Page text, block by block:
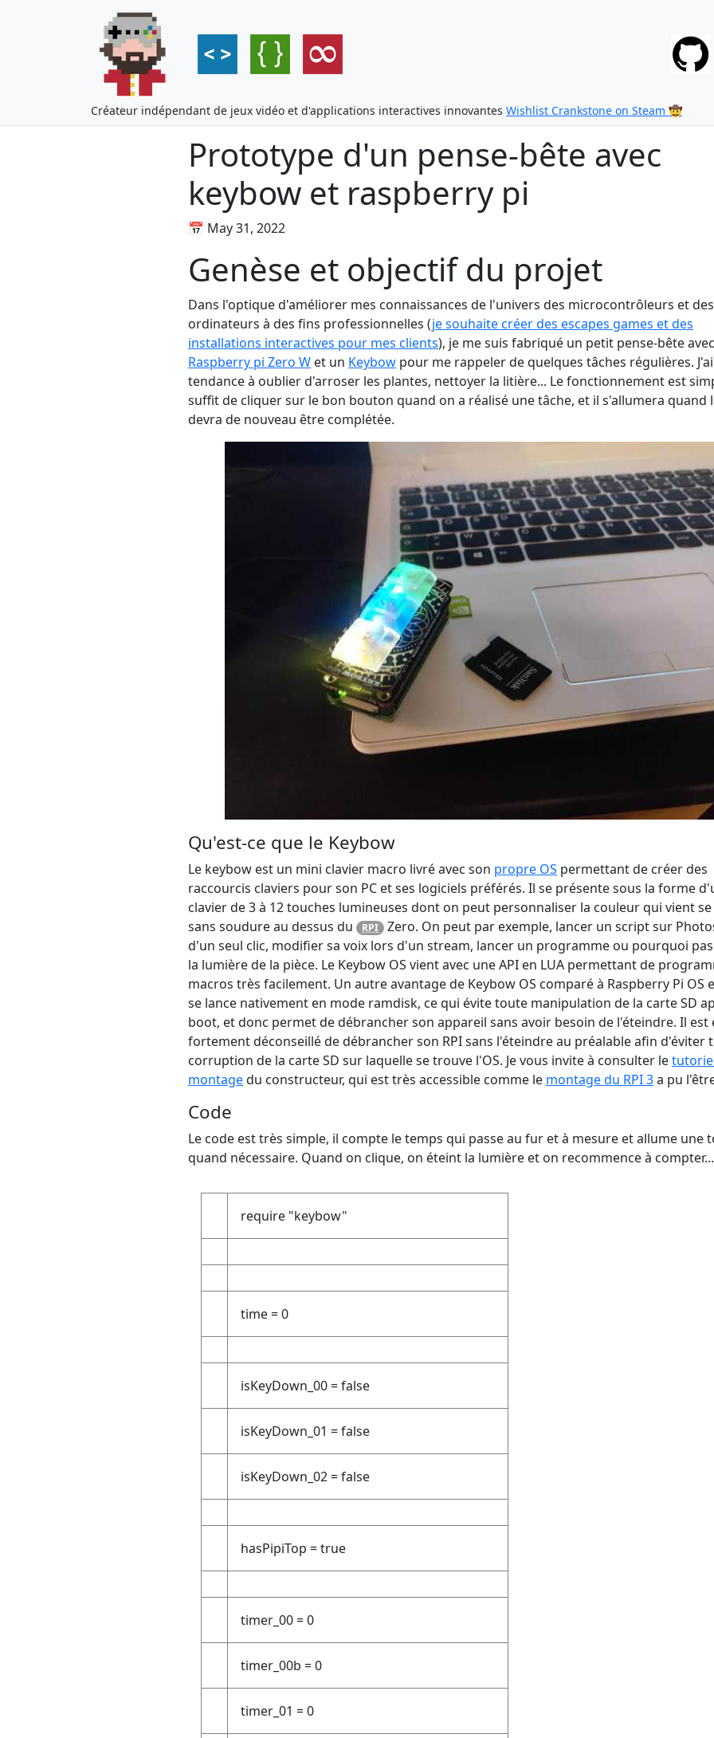
Créateur indépendant de jeux vidéo et d'applications interactives innovantes Wishlist Crankstone on Steam 🤠
Prototype d'un pense-bête avec
keybow et raspberry pi
📅 May 31, 2022
Genèse et objectif du projet
Dans l'optique d'améliorer mes connaissances de l'univers des microcontrôleurs et
ordinateurs à des fins professionnelles (je souhaite créer des escapes games et des
installations interactives pour mes clients), je me suis fabriqué un petit pense-bête
Raspberry pi Zero W et un Keybow pour me rappeler de quelques tâches régulières.
tendance à oublier d'arroser les plantes, nettoyer la litière... Le fonctionnement est
suffit de cliquer sur le bon bouton quand on a réalisé une tâche, et il s'allumera quand
devra de nouveau être complétée.
Qu'est-ce que le Keybow
Le keybow est un mini clavier macro livré avec son propre OS permettant de créer des
raccourcis claviers pour son PC et ses logiciels préférés. Il se présente sous la forme
clavier de 3 à 12 touches lumineuses dont on peut personnaliser la couleur qui vient
sans soudure au dessus du
RPI
Zero. On peut par exemple, lancer un script sur
d'un seul clic, modifier sa voix lors d'un stream, lancer un programme ou pourquoi
la lumière de la pièce. Le Keybow OS vient avec une API en LUA permettant de
macros très facilement. Un autre avantage de Keybow OS comparé à Raspberry Pi OS
se lance nativement en mode ramdisk, ce qui évite toute manipulation de la carte SD
boot, et donc permet de débrancher son appareil sans avoir besoin de l'éteindre. Il est
fortement déconseillé de débrancher son RPI sans l'éteindre au préalable afin d'éviter
corruption de la carte SD sur laquelle se trouve l'OS. Je vous invite à consulter le
montagedu constructeur, qui est très accessible comme le montage du RPI 3a pu
Code
Le code est très simple, il compte le temps qui passe au fur et à mesure et allume une
quand nécessaire. Quand on clique, on éteint la lumière et on recommence à compter...
require "keybow"
time = 0
isKeyDown_00 = false
isKeyDown_01 = false
isKeyDown_02 = false
hasPipiTop = true
timer_00 = 0
timer_00b = 0
timer_01 = 0